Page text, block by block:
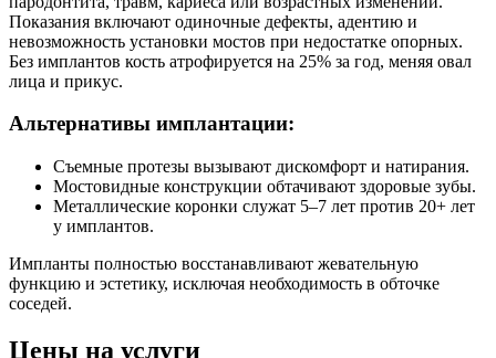
Показания включают одиночные дефекты, адентию и
невозможность установки мостов при недостатке опорных.
Без имплантов кость атрофируется на 25% за год, меняя овал
лица и прикус.
Альтернативы имплантации:
Съемные протезы вызывают дискомфорт и натирания.
Мостовидные конструкции обтачивают здоровые зубы.
Металлические коронки служат 5–7 лет против 20+ лет
у имплантов.
Импланты полностью восстанавливают жевательную
функцию и эстетику, исключая необходимость в обточке
соседей.
Цены на услуги